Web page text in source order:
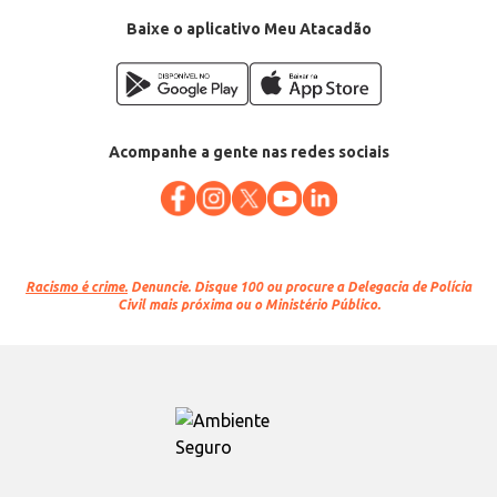
Baixe o aplicativo Meu Atacadão
Acompanhe a gente nas redes sociais
Racismo é crime. Denuncie. Disque 100 ou procure a Delegacia de Polícia
Civil mais próxima ou o Ministério Público.